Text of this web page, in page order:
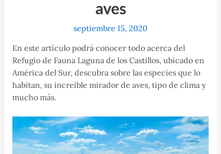
aves
septiembre 15, 2020
En este artículo podrá conocer todo acerca del
Refugio de Fauna Laguna de los Castillos, ubicado en
América del Sur, descubra sobre las especies que lo
habitan, su increíble mirador de aves, tipo de clima y
mucho más.